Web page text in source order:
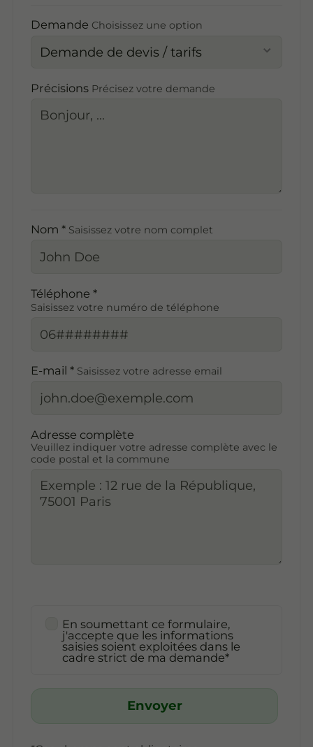
Demande Choisissez une option
Précisions Précisez votre demande
Nom * Saisissez votre nom complet
Téléphone *
Saisissez votre numéro de téléphone
E-mail * Saisissez votre adresse email
Adresse complète
Veuillez indiquer votre adresse complète avec le
code postal et la commune
En soumettant ce formulaire,
j'accepte que les informations
saisies soient exploitées dans le
cadre strict de ma demande*
Envoyer